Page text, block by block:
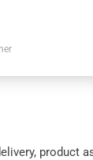
product